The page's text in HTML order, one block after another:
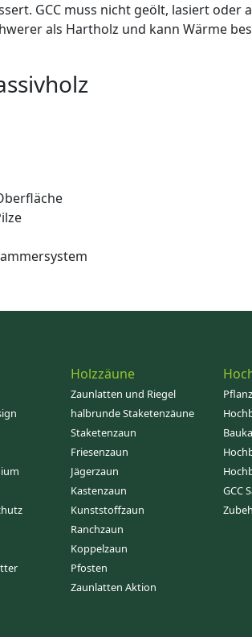
GCC muss nicht geölt, lasiert
als Hartholz und kann Wärme
Holzzäune
Zaunlatten und Riegel
halbrunde Staketenzäune
Staketenzaun
Friesenzaun
Jägerzaun
Kastenzaun
Kunststoffzaun
Ranchzaun
Koppelzaun
Pfosten
Zaunlatten Aktion
GCC